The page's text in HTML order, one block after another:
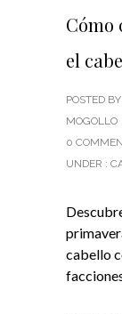
Cómo
el
POSTED
MOGOLLO
0
UNDER :
cabello